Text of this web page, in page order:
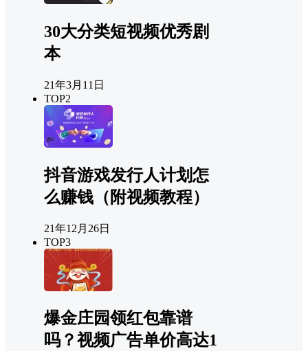
30大分类短视频优秀剧
本
21年3月11日
TOP2
抖音游戏发行人计划怎
么赚钱（附视频教程）
21年12月26日
TOP3
爆金庄园领红包靠谱
吗？视频广告单价高达1